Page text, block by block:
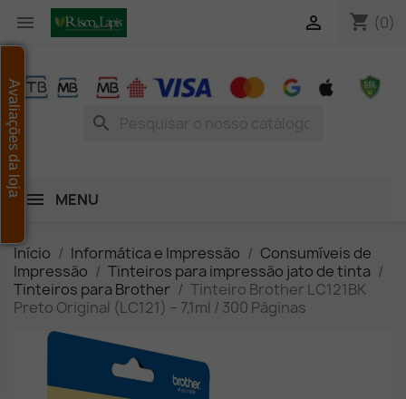
 shopping_cart (0)

search
MENU
Início Informática e Impressão
Consumíveis de
Impressão
Tinteiros para impressão jato de tinta
Tinteiros para Brother
Tinteiro Brother LC121BK
Preto Original (LC121) – 7,1ml / 300 Páginas
Avaliações da loja